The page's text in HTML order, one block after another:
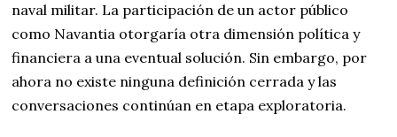
naval militar. La participación de un actor público
como Navantia otorgaría otra dimensión política y
financiera a una eventual solución. Sin embargo, por
ahora no existe ninguna definición cerrada y las
conversaciones continúan en etapa exploratoria.